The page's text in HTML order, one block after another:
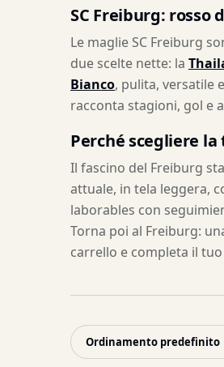
SC Freiburg: rosso
Le maglie SC Freiburg
due scelte nette: la
Bianco, pulita, versatile
racconta stagioni, gol e
Perché scegliere
Il fascino del Freiburg
attuale, in tela leggera,
laborables con
Torna poi al Freiburg:
carrello e completa il